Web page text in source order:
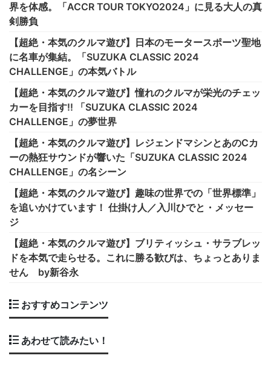
界を体感。「ACCR TOUR TOKYO2024」に見る大人の真
剣勝負
【超絶・本気のクルマ遊び】日本のモータースポーツ聖地
に名車が集結。「SUZUKA CLASSIC 2024
CHALLENGE」の本気バトル
【超絶・本気のクルマ遊び】憧れのクルマが栄光のチェッ
カーを目指す!! 「SUZUKA CLASSIC 2024
CHALLENGE」の夢世界
【超絶・本気のクルマ遊び】レジェンドマシンとあのCカ
ーの熱狂サウンドが響いた「SUZUKA CLASSIC 2024
CHALLENGE」の名シーン
【超絶・本気のクルマ遊び】趣味の世界での「世界標準」
を追いかけています！ 仕掛け人／入川ひでと・メッセー
ジ
【超絶・本気のクルマ遊び】ブリティッシュ・サラブレッ
ドを本気で走らせる。これに勝る歓びは、ちょっとありま
せん by新谷永
おすすめコンテンツ
あわせて読みたい！